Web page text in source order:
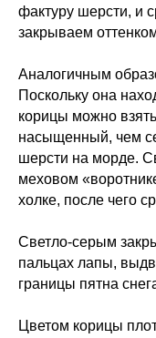
фактуру шерсти, и
закрываем
Аналогичным
Поскольку она
корицы можно
насыщенный, чем
шерсти на морде.
меховом
холке, после чего
Светло-серым
пальцах лапы,
границы пятна
Цветом корицы